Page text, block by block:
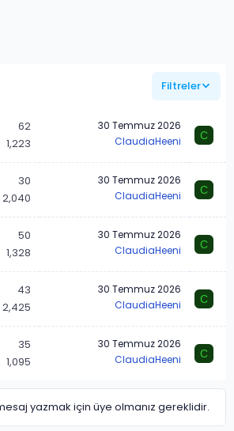
Filtreler
62
1,223
30 Temmuz 2026
ClaudiaHeeni
C
30
2,040
30 Temmuz 2026
ClaudiaHeeni
C
50
1,328
30 Temmuz 2026
ClaudiaHeeni
C
43
2,425
30 Temmuz 2026
ClaudiaHeeni
C
35
1,095
30 Temmuz 2026
ClaudiaHeeni
C
yazmak için üye olmanız gereklidir.